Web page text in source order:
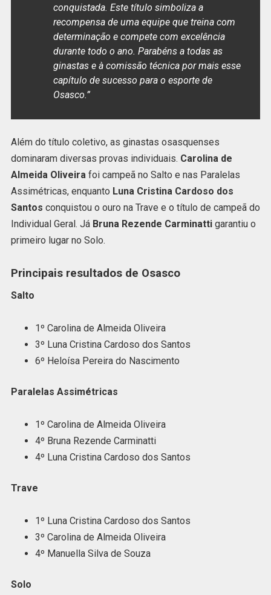
conquistada. Este título simboliza a
recompensa de uma equipe que treina com
determinação e compete com excelência
durante todo o ano. Parabéns a todas as
ginastas e à comissão técnica por mais esse
capítulo de sucesso para o esporte de
Osasco.”
Além do título coletivo, as ginastas osasquenses
dominaram diversas provas individuais. Carolina de
Almeida Oliveirafoi campeã no Salto e nas Paralelas
Assimétricas, enquanto Luna Cristina Cardoso dos
Santos conquistou o ouro na Trave e o título de campeã do
Individual Geral. Já Bruna Rezende Carminattigarantiu o
primeiro lugar no Solo.
Principais resultados de Osasco
Salto
1º Carolina de Almeida Oliveira
3º Luna Cristina Cardoso dos Santos
6º Heloísa Pereira do Nascimento
Paralelas Assimétricas
1º Carolina de Almeida Oliveira
4º Bruna Rezende Carminatti
4º Luna Cristina Cardoso dos Santos
Trave
1º Luna Cristina Cardoso dos Santos
3º Carolina de Almeida Oliveira
4º Manuella Silva de Souza
Solo